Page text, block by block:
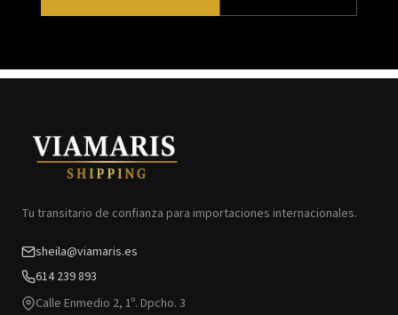
Tu transitario de confianza para importaciones internacionales.
sheila@viamaris.es
614 239 893
Calle Enmedio 2, 1º. Dpcho. 3